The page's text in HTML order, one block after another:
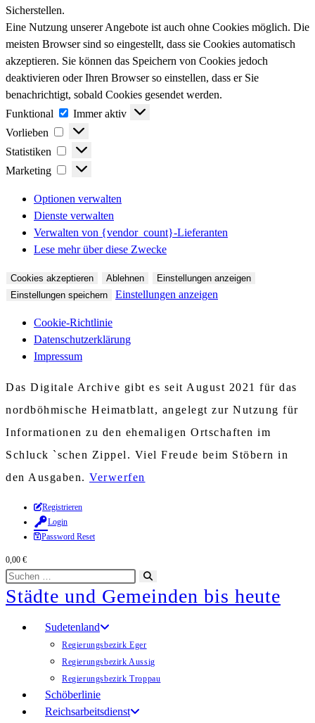
Sicherstellen.
Eine Nutzung unserer Angebote ist auch ohne Cookies möglich. Die
meisten Browser sind so eingestellt, dass sie Cookies automatisch
akzeptieren. Sie können das Speichern von Cookies jedoch
deaktivieren oder Ihren Browser so einstellen, dass er Sie
benachrichtigt, sobald Cookies gesendet werden.
Funktional
Funktional
Immer aktiv
Vorlieben
Vorlieben
Statistiken
Statistiken
Marketing
Marketing
Optionen verwalten
Dienste verwalten
Verwalten von {vendor_count}-Lieferanten
Lese mehr über diese Zwecke
Cookies akzeptieren Ablehnen
Einstellungen anzeigen
Einstellungen speichern
Einstellungen anzeigen
Cookie-Richtlinie
Datenschutzerklärung
Impressum
Das Digitale Archive gibt es seit August 2021 für das
nordböhmische Heimatblatt, angelegt zur Nutzung für
Informationen zu den ehemaligen Ortschaften im
Schluck `schen Zippel. Viel Freude beim Stöbern in
den Ausgaben. Verwerfen
Zum
Inhalt
springen
Registrieren
Login
Password Reset
0,00 €
Diese
Website
durchsuchen
starten
Städte und Gemeinden bis heute
Sudetenland
Regierungsbezirk Eger
Regierungsbezirk Aussig
Regierungsbezirk Troppau
Schöberlinie
Reichsarbeitsdienst